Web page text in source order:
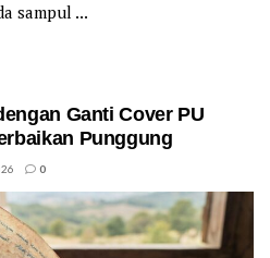
sampul ...
Ganti Cover PU
Punggung
0